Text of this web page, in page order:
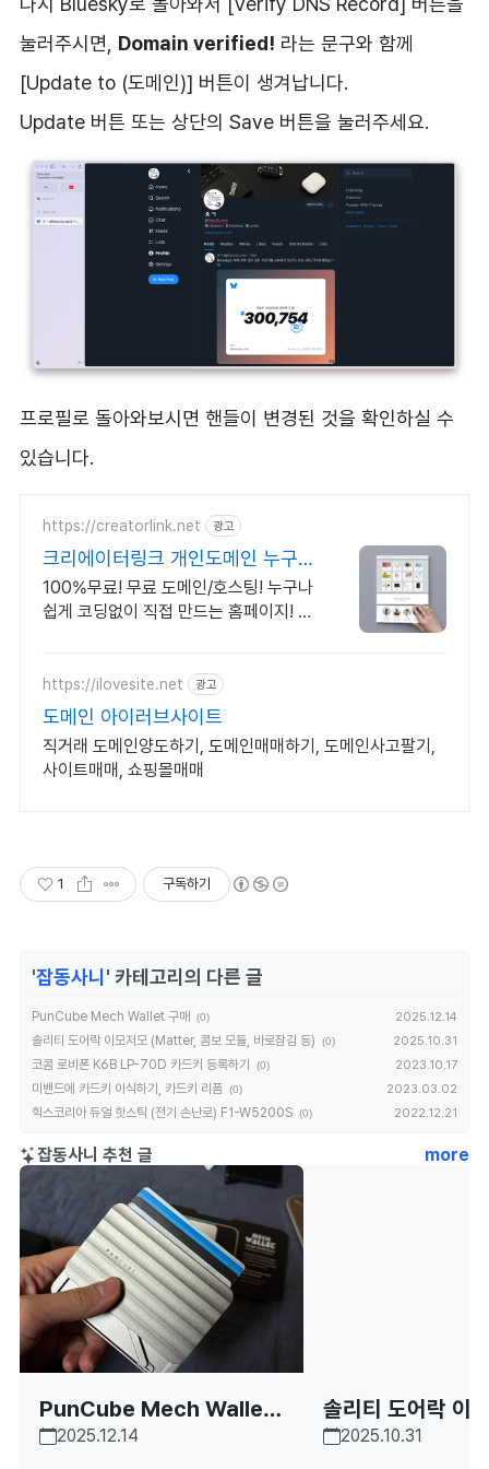
눌러주시면, Domain verified! 라는 문구와 함께
[Update to (도메인)] 버튼이 생겨납니다.
Update 버튼 또는 상단의 Save 버튼을 눌러주세요.
프로필로 돌아와보시면 핸들이 변경된 것을 확인하실 수
있습니다.
https://creatorlink.net 광고
크리에이터링크 개인도메인 누구나
만드는 홈페이지
100%무료! 무료 도메인/호스팅! 누구나
쉽게 코딩없이 직접 만드는 홈페이지! 포
서.
https://ilovesite.net 광고
도메인 아이러브사이트
직거래 도메인양도하기, 도메인매매하기, 도메인사고팔기,
사이트매매, 쇼핑몰매매
1 구독하기
'잡동사니 ' 카테고리의 다른 글
PunCube Mech Wallet 구매 (0) 2025.12.14
솔리티 도어락 이모저모 (Matter, 콤보 모듈, 바로잠김 등) (0) 2025.10.31
코콤 로비폰 K6B LP-70D 카드키 등록하기 (0) 2023.10.17
미밴드에 카드키 이식하기, 카드키 리폼 (0) 2023.03.02
힉스코리아 듀얼 핫스틱 (전기 손난로) F1-W5200S (0) 2022.12.21
잡동사니 추천 글 more
PunCube Mech Wallet
구매2025.12.14
솔리티 도어락 이
atter, 콤보 모듈,
2025.10.31